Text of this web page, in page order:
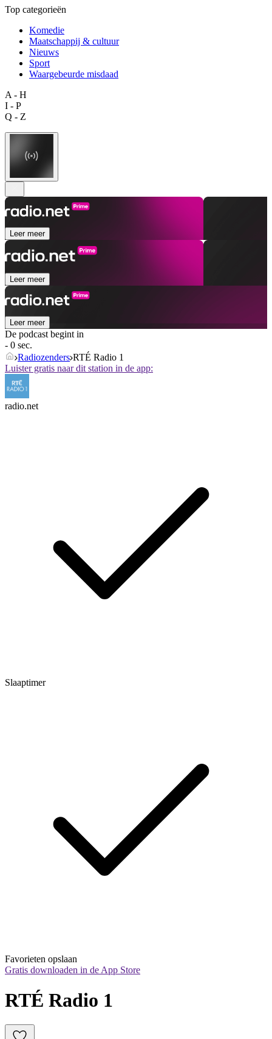
Top categorieën
Komedie
Maatschappij & cultuur
Nieuws
Sport
Waargebeurde misdaad
A - H
I - P
Q - Z
Leer meer
Leer meer
Leer meer
De podcast begint in
- 0 sec.
Radiozenders RTÉ Radio 1
Luister gratis naar dit station in de app:
radio.net
Slaaptimer
Favorieten opslaan
Gratis downloaden in de App Store
RTÉ Radio 1